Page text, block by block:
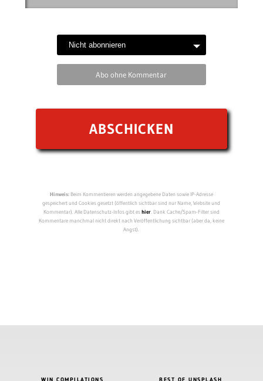
Abo ohne Kommentar
Hinweis:Beim Kommentieren werden angegebene Daten sowie IP-Adresse
gespeichert und Cookies gesetzt (öffentlich sichtbar sind nur Name, Website und
Kommentar). Alle Datenschutz-Infos gibt eshier. Dank Cache/Spam-Filter sind
Kommentare manchmal nicht direkt nach Veröffentlichung sichtbar (aber da, keine
Angst).